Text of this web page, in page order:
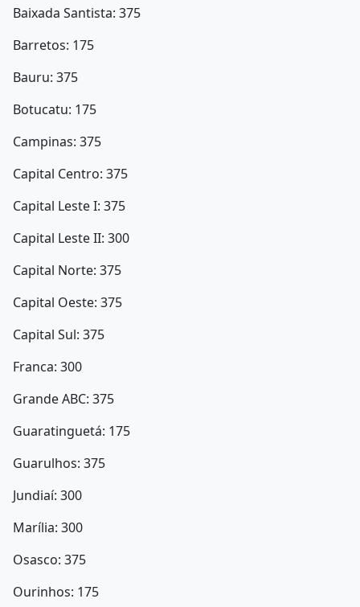
Baixada Santista: 375
Barretos: 175
Bauru: 375
Botucatu: 175
Campinas: 375
Capital Centro: 375
Capital Leste I: 375
Capital Leste II: 300
Capital Norte: 375
Capital Oeste: 375
Capital Sul: 375
Franca: 300
Grande ABC: 375
Guaratinguetá: 175
Guarulhos: 375
Jundiaí: 300
Marília: 300
Osasco: 375
Ourinhos: 175